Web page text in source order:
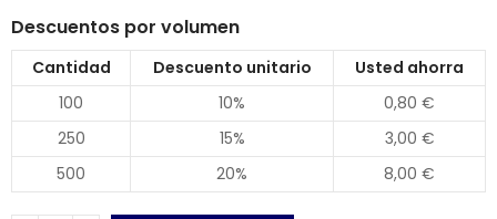
Descuentos por volumen
Cantidad Descuento unitario
Usted ahorra
100
10%
0,80 €
250
15%
3,00 €
500
20% 8,00 €